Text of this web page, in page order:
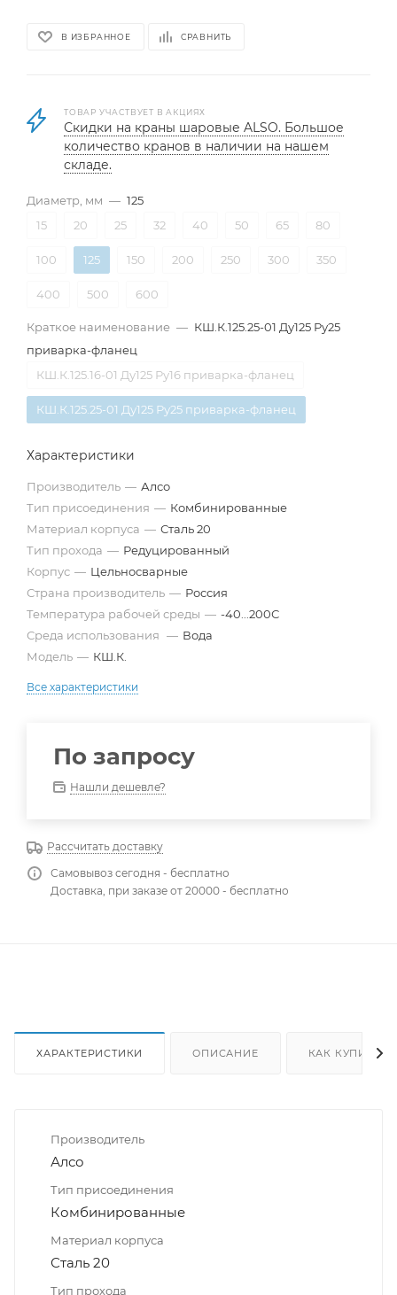
В ИЗБРАННОЕ СРАВНИТЬ
ТОВАР УЧАСТВУЕТ В АКЦИЯХ
Скидки на краны шаровые ALSO. Большое
количество кранов в наличии на нашем
складе.
Диаметр, мм — 125
15
20 25 32 40 50 65 80
100 125 150 200 250 300 350
400 500 600
Краткое наименование — КШ.К.125.25-01 Ду125 Ру25
приварка-фланец
КШ.К.125.16-01 Ду125 Ру16 приварка-фланец
КШ.К.125.25-01 Ду125 Ру25 приварка-фланец
Характеристики
Производитель — Алсо
Тип присоединения — Комбинированные
Материал корпуса — Сталь 20
Тип прохода — Редуцированный
Корпус — Цельносварные
Страна производитель — Россия
Температура рабочей среды — -40...200С
Среда использования — Вода
Модель — КШ.К.
Все характеристики
По запросу
Нашли дешевле?
Рассчитать доставку
Самовывоз сегодня - бесплатно
Доставка, при заказе от 20000 - бесплатно
ХАРАКТЕРИСТИКИ ОПИСАНИЕ КАК КУПИТЬ
Производитель
Алсо
Тип присоединения
Комбинированные
Материал корпуса
Сталь 20
Тип прохода